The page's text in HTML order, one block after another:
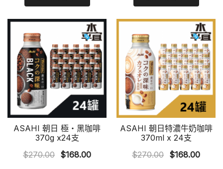
$74.00.$60.00.
$270.00.
ASAHI 朝日 極‧黑咖啡
370g x24支
$270.00 Original
$168.00Current
ASAHI 朝日特濃牛奶咖啡
370ml x 24支
$270.00 Original
$168.00